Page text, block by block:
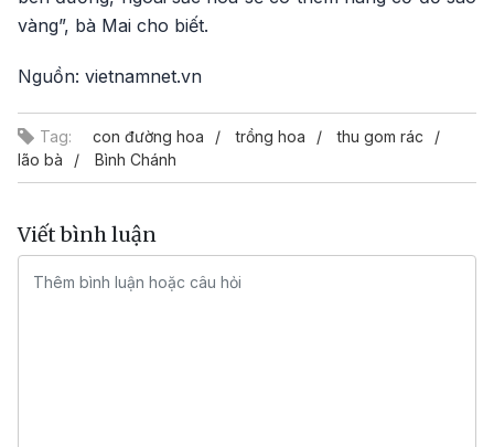
vàng”, bà Mai cho biết.
Nguồn: vietnamnet.vn
Tag: con đường hoa trồng hoa
thu gom rác
lão bà
Bình Chánh
Viết bình luận